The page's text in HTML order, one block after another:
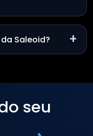
Saleoid? +
seu